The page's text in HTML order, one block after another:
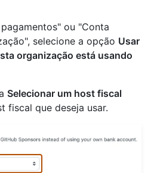
ou "Conta
selecione a opção Usar
organização está usando
Selecionar um host fiscal
fiscal que deseja usar.